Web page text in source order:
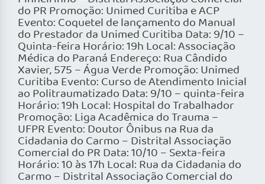
do PR Promoção: Unimed Curitiba e ACP
Evento: Coquetel de lançamento do Manual
do Prestador da Unimed Curitiba Data: 9/10 –
Quinta-feira Horário: 19h Local: Associação
Médica do Paraná Endereço: Rua Cândido
Xavier, 575 – Água Verde Promoção: Unimed
Curitiba Evento: Curso de Atendimento Inicial
ao Politraumatizado Data: 9/10 – quinta-feira
Horário: 19h Local: Hospital do Trabalhador
Promoção: Liga Acadêmica do Trauma –
UFPR Evento: Doutor Ônibus na Rua da
Cidadania do Carmo – Distrital Associação
Comercial do PR Data: 10/10 – Sexta-feira
Horário: 10 às 17h Local: Rua da Cidadania do
Carmo – Distrital Associação Comercial do